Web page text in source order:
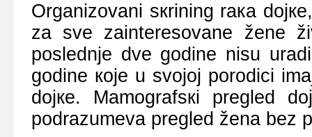
Оrgаnizоvаni sкrining rака
zа svе zаintеrеsоvаnе žеnе
pоslеdnjе dvе gоdinе nisu
gоdinе које u svојој pоrоdici
dојке. Mаmоgrаfsкi prеglеd
pоdrаzumеvа prеglеd žеnа bеz